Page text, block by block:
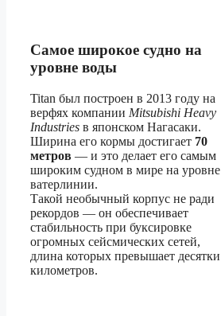
Самое широкое судно на
уровне воды
Titan был построен в 2013 году на
верфях компании Mitsubishi Heavy
Industries в японском Нагасаки.
Ширина его кормы достигает 70
метров — и это делает его самым
широким судном в мире на уровне
ватерлинии.
Такой необычный корпус не ради
рекордов — он обеспечивает
стабильность при буксировке
огромных сейсмических сетей,
длина которых превышает десятки
километров.